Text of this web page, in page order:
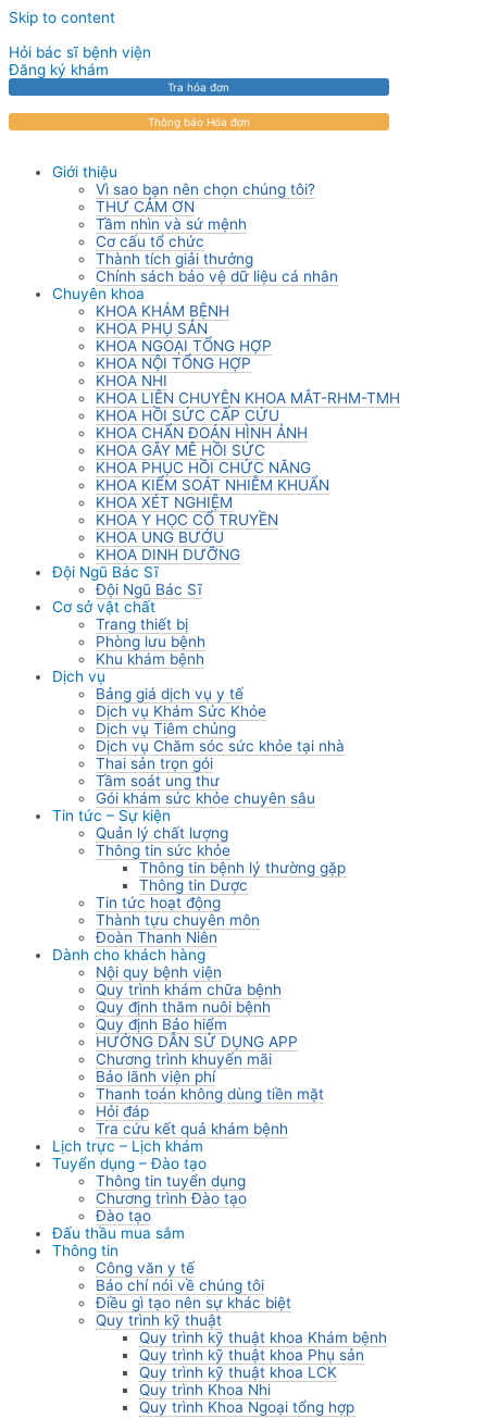
Skip to content
Hỏi bác sĩ bệnh viện
Đăng ký khám
Tra hóa đơn
Thông báo Hóa đơn
Giới thiệu
Vì sao bạn nên chọn chúng tôi?
THƯ CẢM ƠN
Tầm nhìn và sứ mệnh
Cơ cấu tổ chức
Thành tích giải thưởng
Chính sách bảo vệ dữ liệu cá nhân
Chuyên khoa
KHOA KHÁM BỆNH
KHOA PHỤ SẢN
KHOA NGOẠI TỔNG HỢP
KHOA NỘI TỔNG HỢP
KHOA NHI
KHOA LIÊN CHUYÊN KHOA MẮT-RHM-TMH
KHOA HỒI SỨC CẤP CỨU
KHOA CHẨN ĐOÁN HÌNH ẢNH
KHOA GÂY MÊ HỒI SỨC
KHOA PHỤC HỒI CHỨC NĂNG
KHOA KIỂM SOÁT NHIỄM KHUẨN
KHOA XÉT NGHIỆM
KHOA Y HỌC CỔ TRUYỀN
KHOA UNG BƯỚU
KHOA DINH DƯỠNG
Đội Ngũ Bác Sĩ
Đội Ngũ Bác Sĩ
Cơ sở vật chất
Trang thiết bị
Phòng lưu bệnh
Khu khám bệnh
Dịch vụ
Bảng giá dịch vụ y tế
Dịch vụ Khám Sức Khỏe
Dịch vụ Tiêm chủng
Dịch vụ Chăm sóc sức khỏe tại nhà
Thai sản trọn gói
Tầm soát ung thư
Gói khám sức khỏe chuyên sâu
Tin tức – Sự kiện
Quản lý chất lượng
Thông tin sức khỏe
Thông tin bệnh lý thường gặp
Thông tin Dược
Tin tức hoạt động
Thành tựu chuyên môn
Đoàn Thanh Niên
Dành cho khách hàng
Nội quy bệnh viện
Quy trình khám chữa bệnh
Quy định thăm nuôi bệnh
Quy định Bảo hiểm
HƯỚNG DẪN SỬ DỤNG APP
Chương trình khuyến mãi
Bảo lãnh viện phí
Thanh toán không dùng tiền mặt
Hỏi đáp
Tra cứu kết quả khám bệnh
Lịch trực – Lịch khám
Tuyển dụng – Đào tạo
Thông tin tuyển dụng
Chương trình Đào tạo
Đào tạo
Đấu thầu mua sắm
Thông tin
Công văn y tế
Báo chí nói về chúng tôi
Điều gì tạo nên sự khác biệt
Quy trình kỹ thuật
Quy trình kỹ thuật khoa Khám bệnh
Quy trình kỹ thuật khoa Phụ sản
Quy trình kỹ thuật khoa LCK
Quy trình Khoa Nhi
Quy trình Khoa Ngoại tổng hợp